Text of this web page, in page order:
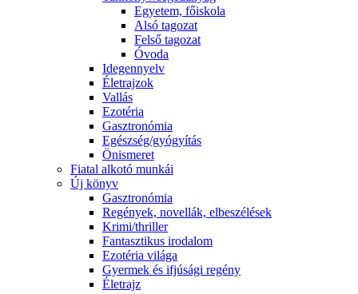
Egyetem, főiskola
Alsó tagozat
Felső tagozat
Óvoda
Idegennyelv
Életrajzok
Vallás
Ezotéria
Gasztronómia
Egészség/gyógyítás
Önismeret
Fiatal alkotó munkái
Új könyv
Gasztronómia
Regények, novellák, elbeszélések
Krimi/thriller
Fantasztikus irodalom
Ezotéria világa
Gyermek és ifjúsági regény
Életrajz